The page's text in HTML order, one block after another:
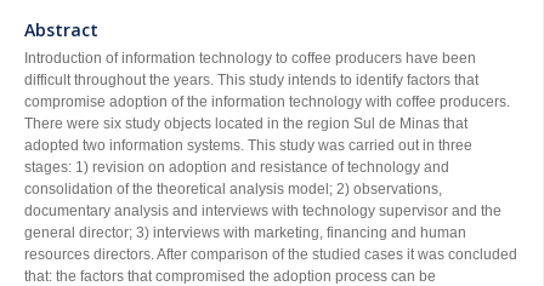
Abstract
Introduction of information technology to coffee producers have been
difficult throughout the years. This study intends to identify factors that
compromise adoption of the information technology with coffee producers.
There were six study objects located in the region Sul de Minas that
adopted two information systems. This study was carried out in three
stages: 1) revision on adoption and resistance of technology and
consolidation of the theoretical analysis model; 2) observations,
documentary analysis and interviews with technology supervisor and the
general director; 3) interviews with marketing, financing and human
resources directors. After comparison of the studied cases it was concluded
that: the factors that compromised the adoption process can be